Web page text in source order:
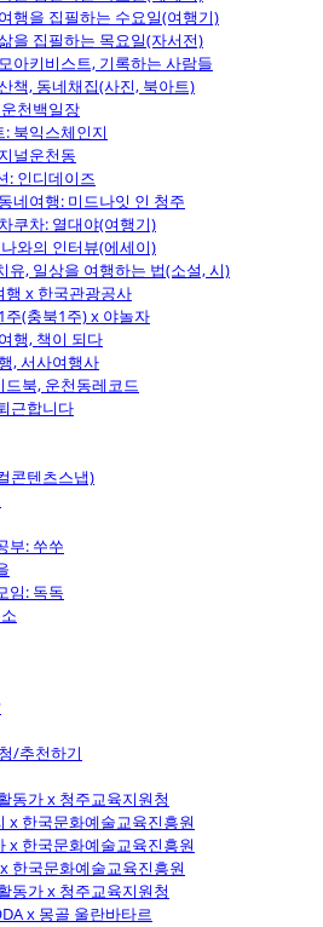
행을 집필하는 수요일(여행기)
을 집필하는 목요일(자서전)
아키비스트, 기록하는 사람들
책, 동네채집(사진, 북아트)
천백일장
북익스체인지
널운천동
: 인디데이즈
네여행: 미드나잇 인 청주
쿠차: 열대야(여행기)
와의 인터뷰(에세이)
유, 일상을 여행하는 법(소설, 시)
행 x 한국관광공사
주(충북1주) x 야놀자
행, 책이 되다
, 서사여행사
북, 운천동레코드
근합니다
콘텐츠스냅)
부: 쑤쑤
임: 독독
/추천하기
동가 x 청주교육지원청
x 한국문화예술교육진흥원
x 한국문화예술교육진흥원
한국문화예술교육진흥원
동가 x 청주교육지원청
x 몽골 울란바타르